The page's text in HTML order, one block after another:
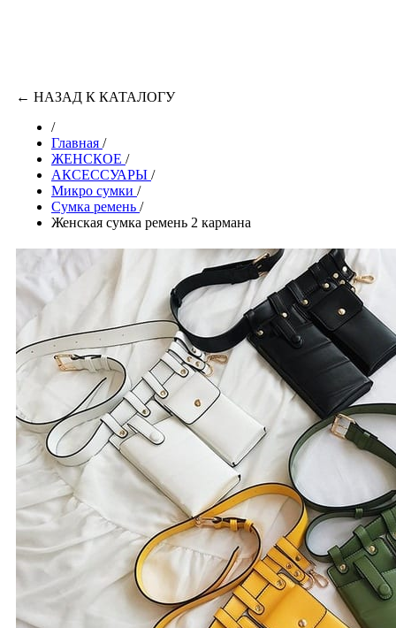
← НАЗАД К КАТАЛОГУ
/
Главная /
ЖЕНСКОЕ /
АКСЕССУАРЫ /
Микро сумки /
Сумка ремень /
Женская сумка ремень 2 кармана